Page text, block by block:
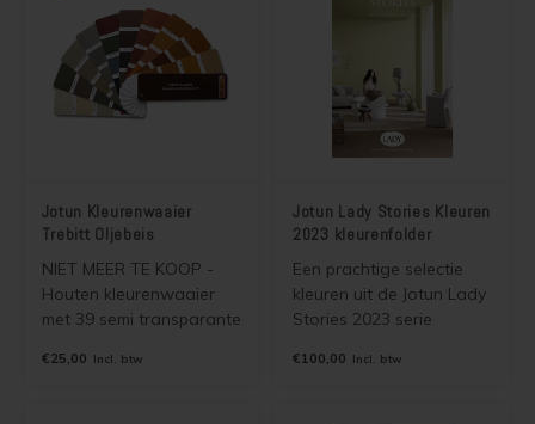
Jotun Kleurenwaaier
Trebitt Oljebeis
NIET MEER TE KOOP -
Houten kleurenwaaier
met 39 semi transparante
Trebitt Oljebeis. Wordt
€25,00 Incl. btw
Jotun Lady Stories Kleuren
2023 kleurenfolder
Een prachtige selectie
kleuren uit de Jotun Lady
Stories 2023 serie
kleurenfolder. De kleuren
€100,00 Incl. btw